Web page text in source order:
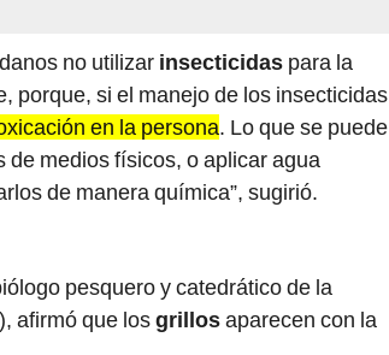
no utilizar insecticidas para la
porque, si el manejo de los insecticidas
en la persona. Lo que se puede
de medios físicos, o aplicar agua
de manera química”, sugirió.
pesquero y catedrático de la
afirmó que losgrillosaparecen con la